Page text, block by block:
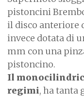
pistoncini
il disco anteriore
invece dotata di
mm con una
pistoncino.
Il
regimi, ha tanta